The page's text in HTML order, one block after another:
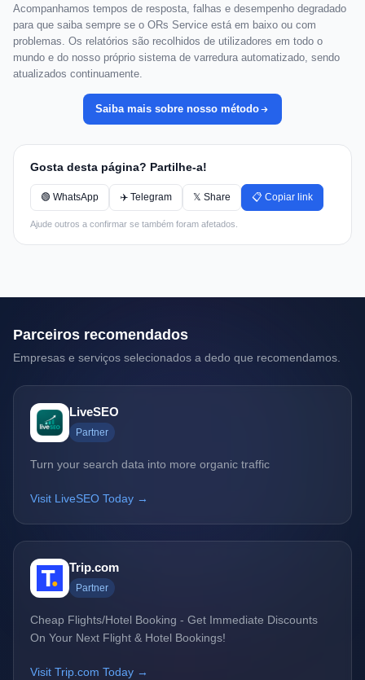
Acompanhamos tempos de resposta, falhas e desempenho degradado
para que saiba sempre se o ORs Service está em baixo ou com
problemas. Os relatórios são recolhidos de utilizadores em todo o
mundo e do nosso próprio sistema de varredura automatizado, sendo
atualizados continuamente.
Saiba mais sobre nosso método
Gosta desta página? Partilhe-a!
🟢 WhatsApp ✈️ Telegram 𝕏 Share 📋 Copiar link
Ajude outros a confirmar se também foram afetados.
Parceiros recomendados
Empresas e serviços selecionados a dedo que recomendamos.
LiveSEO
Partner
Turn your search data into more organic traffic
Visit LiveSEO Today →
Trip.com
Partner
Cheap Flights/Hotel Booking - Get Immediate Discounts
On Your Next Flight & Hotel Bookings!
Visit Trip.com Today →